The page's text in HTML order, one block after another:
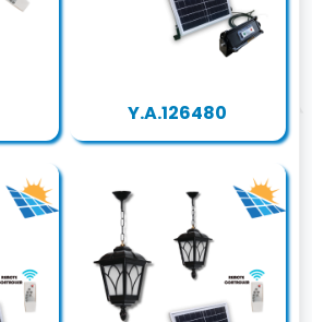
Y.A.126480